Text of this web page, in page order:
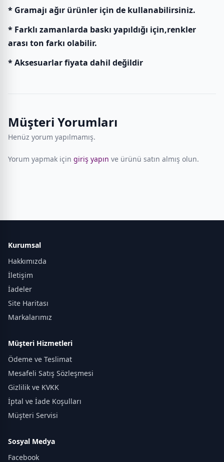
* Gramajı ağır ürünler için de kullanabilirsiniz.
* Farklı zamanlarda baskı yapıldığı için,renkler
arası ton farkı olabilir.
* Aksesuarlar fiyata dahil değildir
Müşteri Yorumları
Henüz yorum yapılmamış.
Yorum yapmak için giriş yapın ve ürünü satın almış olun.
Kurumsal
Hakkımızda
İletişim
İadeler
Site Haritası
Markalarımız
Müşteri Hizmetleri
Ödeme ve Teslimat
Mesafeli Satış Sözleşmesi
Gizlilik ve KVKK
İptal ve İade Koşulları
Müşteri Servisi
Sosyal Medya
Facebook